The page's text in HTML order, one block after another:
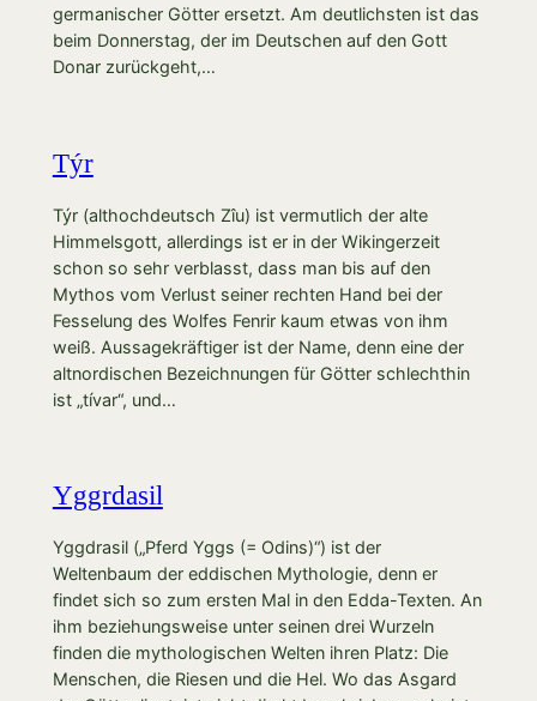
germanischer Götter ersetzt. Am deutlichsten ist das
beim Donnerstag, der im Deutschen auf den Gott
Donar zurückgeht,…
Týr
Týr (althochdeutsch Zîu) ist vermutlich der alte
Himmelsgott, allerdings ist er in der Wikingerzeit
schon so sehr verblasst, dass man bis auf den
Mythos vom Verlust seiner rechten Hand bei der
Fesselung des Wolfes Fenrir kaum etwas von ihm
weiß. Aussagekräftiger ist der Name, denn eine der
altnordischen Bezeichnungen für Götter schlechthin
ist „tívar“, und…
Yggrdasil
Yggdrasil („Pferd Yggs (= Odins)“) ist der
Weltenbaum der eddischen Mythologie, denn er
findet sich so zum ersten Mal in den Edda-Texten. An
ihm beziehungsweise unter seinen drei Wurzeln
finden die mythologischen Welten ihren Platz: Die
Menschen, die Riesen und die Hel. Wo das Asgard